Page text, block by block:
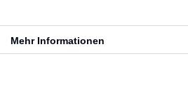
Mehr Informationen